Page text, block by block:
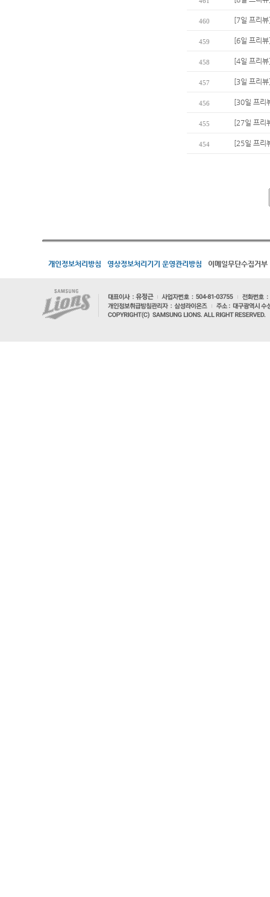
460 [7일 프리
459 [6일 프리
458 [4일 프리
457 [3일 프리
456 [30일 프리
455 [27일 프리
454 [25일 프리
개인정보처리방침 영상정보처리기기 운영관리방침 이메일무단수집거부